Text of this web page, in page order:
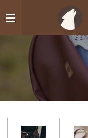
direct
naar